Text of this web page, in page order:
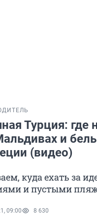
Турция: где
и
(видео)
куда ехать за
и пустыми
09:00 8 630